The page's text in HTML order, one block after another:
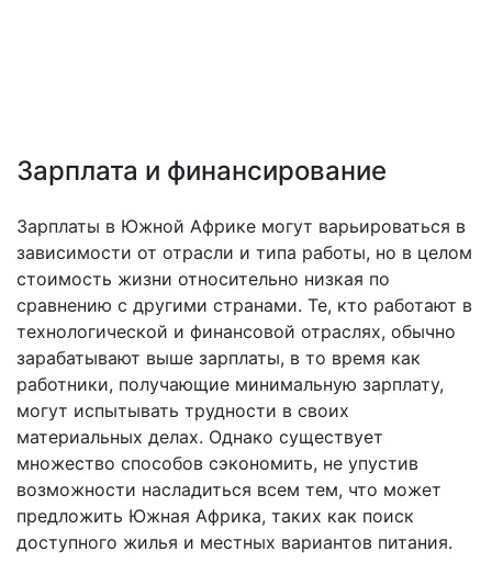
Зарплата и финансирование
Зарплаты в Южной Африке могут варьироваться в
зависимости от отрасли и типа работы, но в целом
стоимость жизни относительно низкая по
сравнению с другими странами. Те, кто работают в
технологической и финансовой отраслях, обычно
зарабатывают выше зарплаты, в то время как
работники, получающие минимальную зарплату,
могут испытывать трудности в своих
материальных делах. Однако существует
множество способов сэкономить, не упустив
возможности насладиться всем тем, что может
предложить Южная Африка, таких как поиск
доступного жилья и местных вариантов питания.